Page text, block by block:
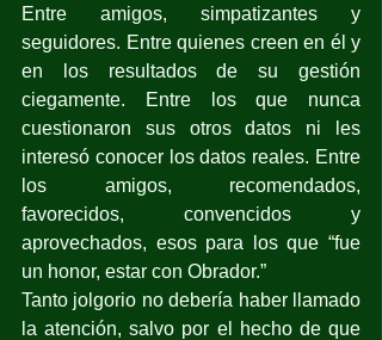
Entre amigos, simpatizantes y
seguidores. Entre quienes creen en él y
en los resultados de su gestión
ciegamente. Entre los que nunca
cuestionaron sus otros datos ni les
interesó conocer los datos reales. Entre
los amigos, recomendados,
favorecidos, convencidos y
aprovechados, esos para los que “fue
un honor, estar con Obrador.”
Tanto jolgorio no debería haber llamado
la atención, salvo por el hecho de que